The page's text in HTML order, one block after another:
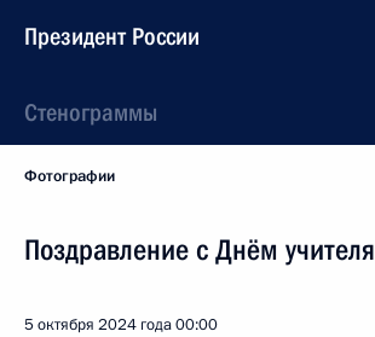
Президент России
Стенограммы
Фотографии
Поздравление с Днём учителя
5 октября 2024 года00:00